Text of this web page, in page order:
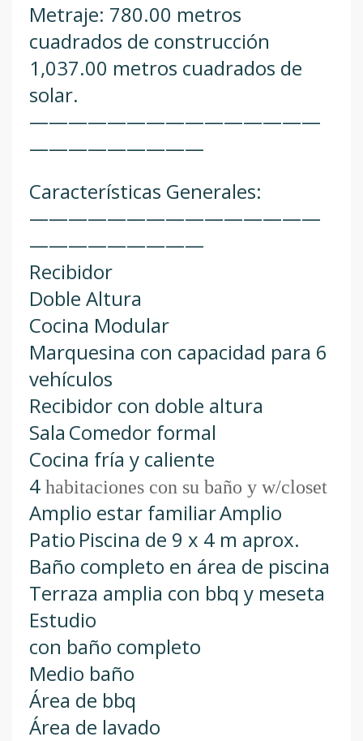
Metraje: 780.00 metros
cuadrados de construcción
1,037.00 metros cuadrados de
solar.
———————————————
—————————
Características Generales:
———————————————
—————————
Recibidor
Doble Altura
Cocina Modular
Marquesina con capacidad para 6
vehículos
Recibidor con doble altura
Sala Comedor formal
Cocina fría y caliente
4 habitaciones con su baño y w/closet
Amplio estar familiarAmplio
Patio Piscina de 9 x 4 m aprox.
Baño completo en área de piscina
Terraza amplia con bbq y meseta
Estudio
con baño completo
Medio baño
Área de bbq
Área de lavado